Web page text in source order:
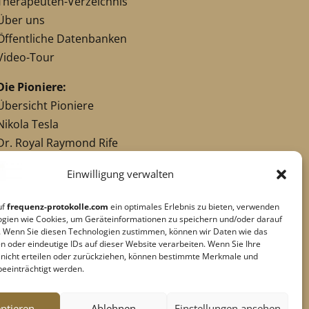
Einwilligung verwalten
frequenz-protokolle.com ein optimales Erlebnis zu bieten, verwenden
wie Cookies, um Geräteinformationen zu speichern und/oder darauf
Sie diesen Technologien zustimmen, können wir Daten wie das
oder eindeutige IDs auf dieser Website verarbeiten. Wenn Sie Ihre
erteilen oder zurückziehen, können bestimmte Merkmale und
werden.
uns
Datenbanken
Tour
Pioniere:
Pioniere
Tesla
Royal Raymond Rife
Robert C. Beck
Pioniere
|Datenschutz
Barrierefreiheit